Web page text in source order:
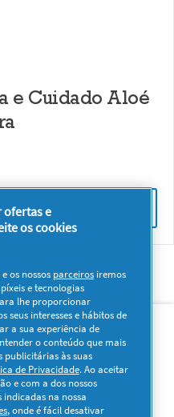
e Cuidado Aloé
www.pg.com
ofertas e
os cookies
os nossos parceiros iremos
e tecnologias
lhe proporcionar
seus interesses e hábitos de
a sua experiência de
o conteúdo que mais
publicitárias às suas
de Privacidade. Ao aceitar
e com a dos nossos
na nossa
, onde é fácil desativar